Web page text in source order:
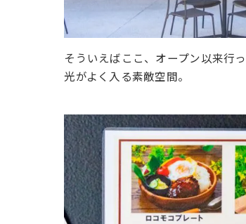
そういえばここ、オープン以来行
光がよく入る素敵空間。